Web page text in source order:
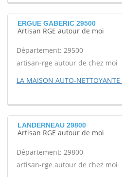
ERGUE GABERIC 29500
Artisan RGE autour de moi
Département: 29500
artisan-rge autour de chez moi
LA MAISON AUTO-
LANDERNEAU 29800
Artisan RGE autour de moi
Département: 29800
artisan-rge autour de chez moi